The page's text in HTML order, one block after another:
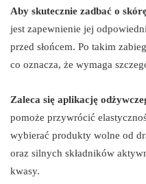
Aby skutecznie zadbać o
jest zapewnienie jej
przed słońcem. Po takim
co oznacza, że wymaga
Zaleca się aplikację
pomoże przywrócić
wybierać produkty wolne od
oraz silnych składników
kwasy.